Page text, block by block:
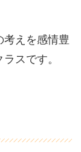
考えを感情豊
スです。